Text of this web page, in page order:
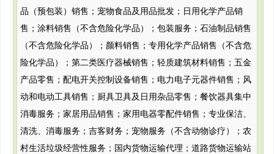
品（预包装）销售；宠物食品及用品批发；日用化学产品销
售；涂料销售（不含危险化学品）；包装服务；石油制品销售
（不含危险化学品）；颜料销售；专用化学产品销售（不含危
险化学品）；第二类医疗器械销售；轻质建筑材料销售；五金
产品零售；配电开关控制设备销售；电力电子元器件销售；风
动和电动工具销售；厨具卫具及日用杂品零售；餐饮器具集中
消毒服务；家居用品销售；家用电器零配件销售；专业保洁、
清洗、消毒服务；吉客财务；宠物服务（不含动物诊疗）；农
村生活垃圾经营性服务；国内货物运输代理；道路货物运输站